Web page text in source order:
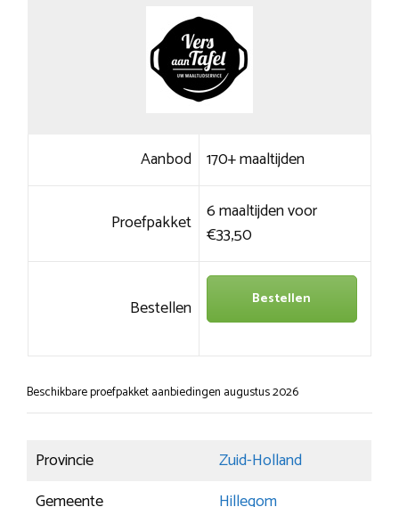
Aanbod 170+ maaltijden
Proefpakket 6 maaltijden voor
€33,50
Bestellen Bestellen
Beschikbare proefpakket aanbiedingen augustus 2026
Provincie
Zuid-Holland
Gemeente
Hillegom